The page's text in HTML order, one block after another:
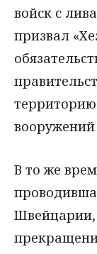
войск с
призвал
территорию
В то же
Швейцарии,